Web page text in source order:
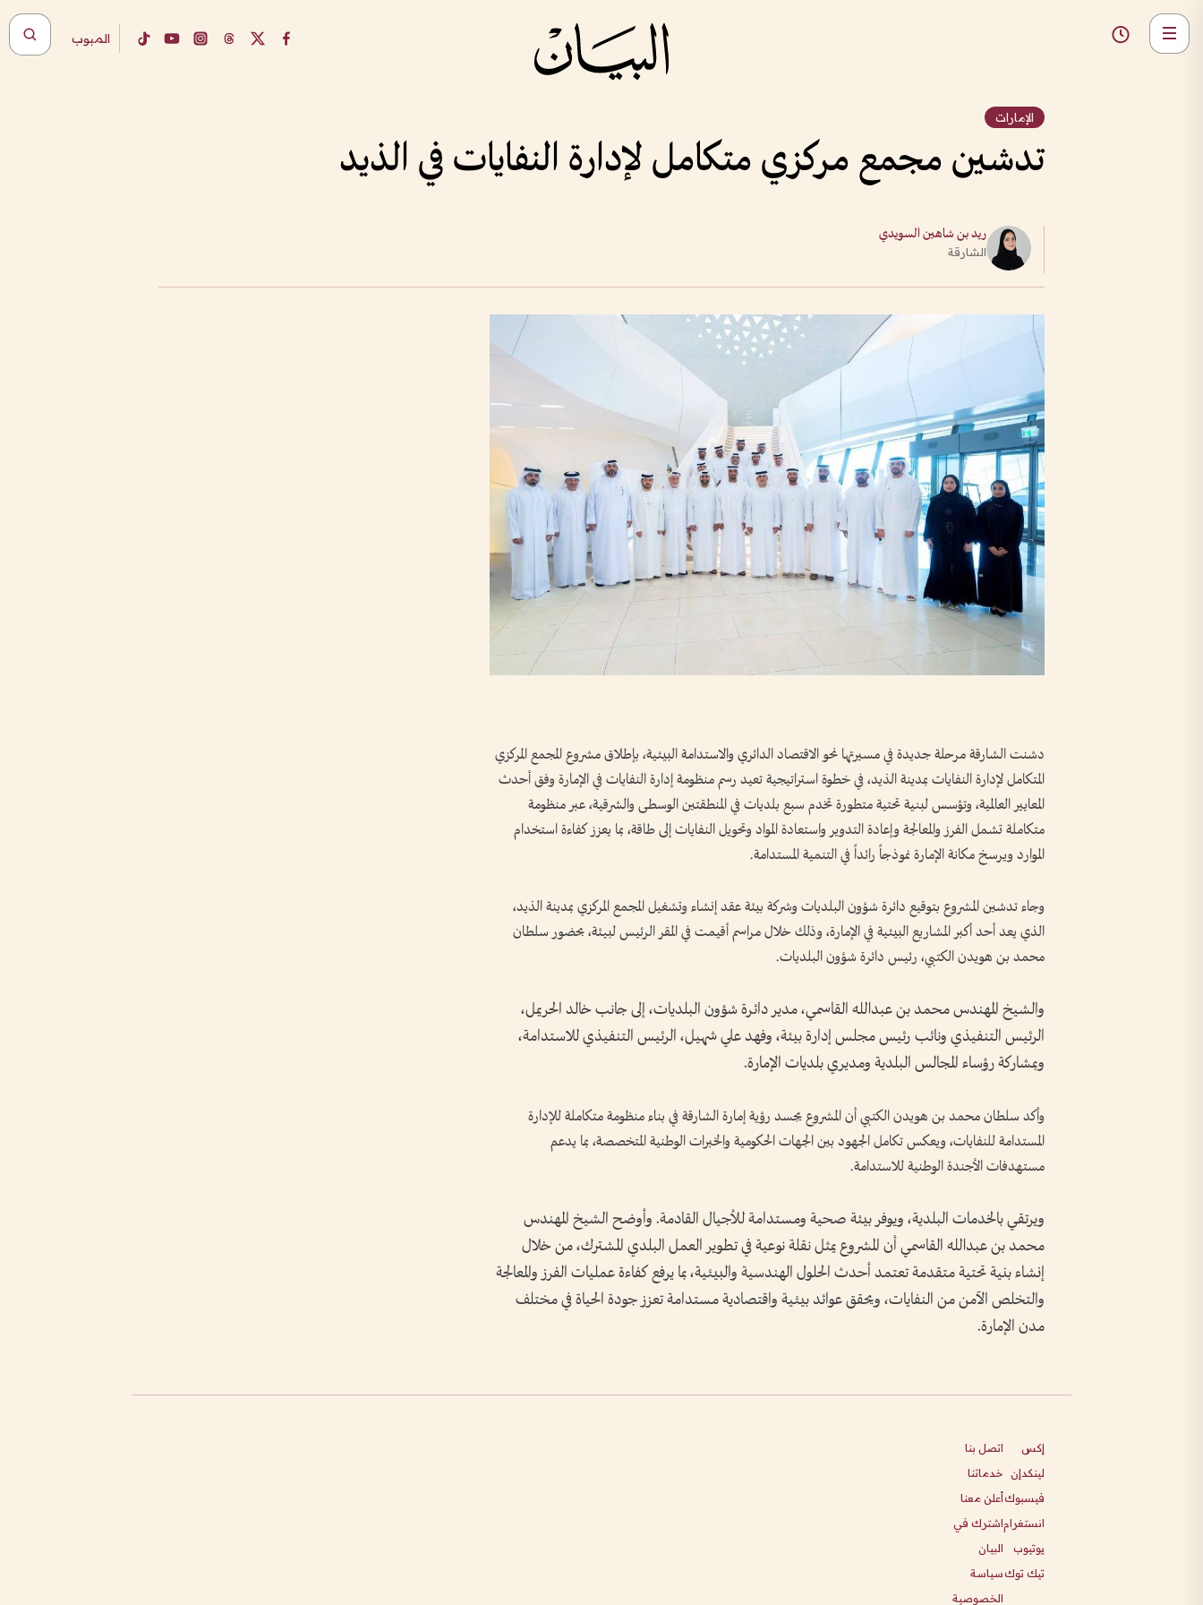
المبوب
الإمارات
تدشين مجمع مركزي متكامل لإدارة النفايات في الذيد
ريد بن شاهين السويدي
الشارقة
دشنت الشارقة مرحلة جديدة في مسيرتها نحو الاقتصاد الدائري والاستدامة البيئية، بإطلاق مشروع المجمع المركزي
المتكامل لإدارة النفايات بمدينة الذيد، في خطوة استراتيجية تعيد رسم منظومة إدارة النفايات في الإمارة وفق أحدث
المعايير العالمية، وتؤسس لبنية تحتية متطورة تخدم سبع بلديات في المنطقتين الوسطى والشرقية، عبر منظومة
متكاملة تشمل الفرز والمعالجة وإعادة التدوير واستعادة المواد وتحويل النفايات إلى طاقة، بما يعزز كفاءة استخدام
الموارد ويرسخ مكانة الإمارة نموذجاً رائداً في التنمية المستدامة.
وجاء تدشين المشروع بتوقيع دائرة شؤون البلديات وشركة بيئة عقد إنشاء وتشغيل المجمع المركزي بمدينة الذيد،
الذي يعد أحد أكبر المشاريع البيئية في الإمارة، وذلك خلال مراسم أقيمت في المقر الرئيس لبيئة، بحضور سلطان
محمد بن هويدن الكتبي، رئيس دائرة شؤون البلديات.
والشيخ المهندس محمد بن عبدالله القاسمي، مدير دائرة شؤون البلديات، إلى جانب خالد الحريمل،
الرئيس التنفيذي ونائب رئيس مجلس إدارة بيئة، وفهد علي شهيل، الرئيس التنفيذي للاستدامة،
وبمشاركة رؤساء المجالس البلدية ومديري بلديات الإمارة.
وأكد سلطان محمد بن هويدن الكتبي أن المشروع يجسد رؤية إمارة الشارقة في بناء منظومة متكاملة للإدارة
المستدامة للنفايات، ويعكس تكامل الجهود بين الجهات الحكومية والخبرات الوطنية المتخصصة، بما يدعم
مستهدفات الأجندة الوطنية للاستدامة.
ويرتقي بالخدمات البلدية، ويوفر بيئة صحية ومستدامة للأجيال القادمة. وأوضح الشيخ المهندس
محمد بن عبدالله القاسمي أن المشروع يمثل نقلة نوعية في تطوير العمل البلدي المشترك، من خلال
إنشاء بنية تحتية متقدمة تعتمد أحدث الحلول الهندسية والبيئية، بما يرفع كفاءة عمليات الفرز والمعالجة
والتخلص الآمن من النفايات، ويحقق عوائد بيئية واقتصادية مستدامة تعزز جودة الحياة في مختلف
مدن الإمارة.
إكس
لينكدإن
فيسبوك
انستغرام
يوتيوب
تيك توك
اتصل بنا
خدماتنا
أعلن معنا
اشترك في
البيان
سياسة
الخصوصية